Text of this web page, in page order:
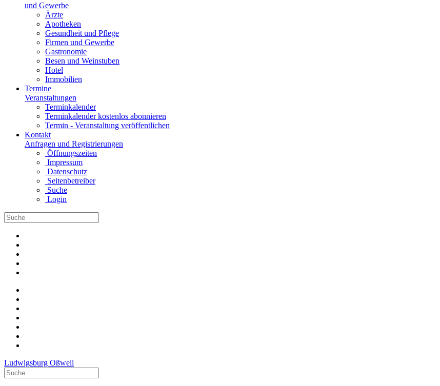
und Gewerbe
Ärzte
Apotheken
Gesundheit und Pflege
Firmen und Gewerbe
Gastronomie
Besen und Weinstuben
Hotel
Immobilien
Termine
Veranstaltungen
Terminkalender
Terminkalender kostenlos abonnieren
Termin - Veranstaltung veröffentlichen
Kontakt
Anfragen und Registrierungen
Öffnungszeiten
Impressum
Datenschutz
Seitenbetreiber
Suche
Login
Ludwigsburg Oßweil